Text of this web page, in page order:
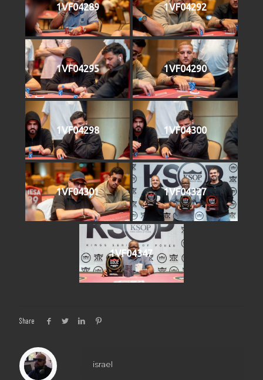
1VF04289 1VF04292
1VF04295 1VF04290
1VF04298 1VF04300
1VF04301 1VF04327
1VF04347
Share
israel